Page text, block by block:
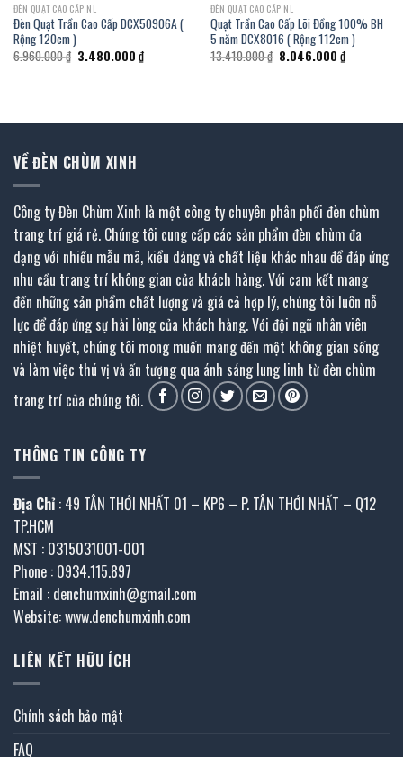
ĐÈN QUẠT CAO CẤP NL
Đèn Quạt Trần Cao Cấp DCX50906A (
Rộng 120cm )
6.960.000₫ Giá
gốc
3.480.000 ₫Giá
hiện
ĐÈN QUẠT CAO CẤP NL
Quạt Trần Cao Cấp Lõi Đồng 100% BH
5 năm DCX8016 ( Rộng 112cm )
13.410.000₫ Giá
gốc
8.046.000 ₫Giá
hiện
VỀ ĐÈN CHÙM XINH
Công ty Đèn Chùm Xinh là một công ty chuyên phân phối đèn chùm
trang trí giá rẻ. Chúng tôi cung cấp các sản phẩm đèn chùm đa
dạng với nhiều mẫu mã, kiểu dáng và chất liệu khác nhau để đáp ứng
nhu cầu trang trí không gian của khách hàng. Với cam kết mang
đến những sản phẩm chất lượng và giá cả hợp lý, chúng tôi luôn nỗ
lực để đáp ứng sự hài lòng của khách hàng. Với đội ngũ nhân viên
nhiệt huyết, chúng tôi mong muốn mang đến một không gian sống
và làm việc thú vị và ấn tượng qua ánh sáng lung linh từ đèn chùm
trang trí của chúng tôi.
THÔNG TIN CÔNG TY
Địa Chỉ : 49 TÂN THỚI NHẤT 01 – KP6 – P. TÂN THỚI NHẤT – Q12
TP.HCM
MST : 0315031001-001
Phone : 0934.115.897
Email : denchumxinh@gmail.com
Website: www.denchumxinh.com
LIÊN KẾT HỮU ÍCH
Chính sách bảo mật
FAQ